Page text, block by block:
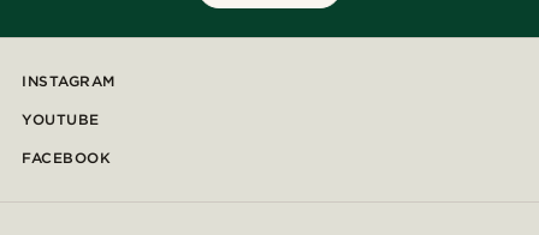
INSTAGRAM
YOUTUBE
FACEBOOK